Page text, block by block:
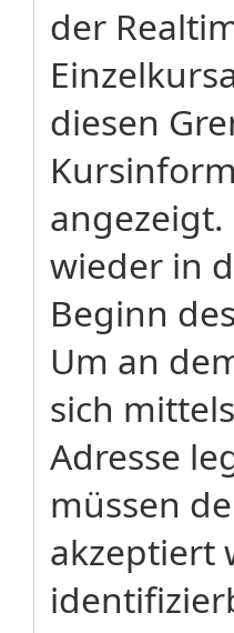
der
diesen
wieder in
Beginn
Um an
sich
Adresse
müssen
akzeptiert